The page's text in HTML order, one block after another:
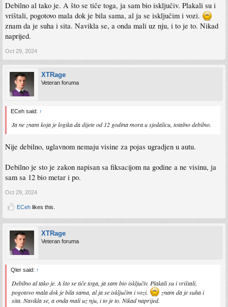
Debilno al tako je. A što se tiče toga, ja sam bio isključiv. Plakali su i
vrištali, pogotovo mala dok je bila sama, al ja se isključim i vozi.
znam da je suha i sita. Navikla se, a onda mali uz nju, i to je to. Nikad
naprijed.
Oct 29, 2024
XTRage
Veteran foruma
ECeh said: ↑
Ja ne znam koja je logika da dijete od 12 godina mora u sjedalicu, totalno debilno.
Nije debilno, uglavnom nemaju visine za pojas ugradjen u autu.
Debilno je sto je zakon napisan sa fiksacijom na godine a ne visinu, ja
sam sa 12 bio metar i po.
Oct 29, 2024
ECeh likes this.
XTRage
Veteran foruma
Qler said: ↑
Debilno al tako je. A što se tiče toga, ja sam bio isključiv. Plakali su i vrištali,
pogotovo mala dok je bila sama, al ja se isključim i vozi.
znam da je suha i
sita. Navikla se, a onda mali uz nju, i to je to. Nikad naprijed.